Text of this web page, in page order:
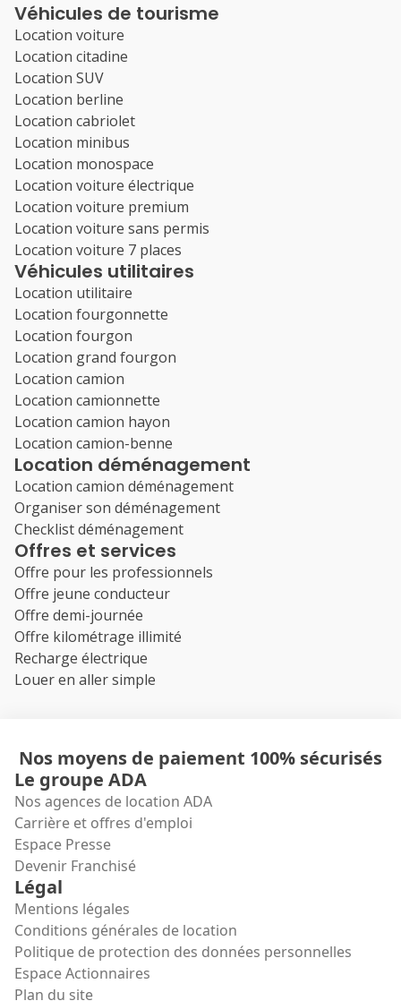
Véhicules de tourisme
Location voiture
Location citadine
Location SUV
Location berline
Location cabriolet
Location minibus
Location monospace
Location voiture électrique
Location voiture premium
Location voiture sans permis
Location voiture 7 places
Véhicules utilitaires
Location utilitaire
Location fourgonnette
Location fourgon
Location grand fourgon
Location camion
Location camionnette
Location camion hayon
Location camion-benne
Location déménagement
Location camion déménagement
Organiser son déménagement
Checklist déménagement
Offres et services
Offre pour les professionnels
Offre jeune conducteur
Offre demi-journée
Offre kilométrage illimité
Recharge électrique
Louer en aller simple
Nos moyens de paiement 100% sécurisés
Le groupe ADA
Nos agences de location ADA
Carrière et offres d'emploi
Espace Presse
Devenir Franchisé
Légal
Mentions légales
Conditions générales de location
Politique de protection des données personnelles
Espace Actionnaires
Plan du site